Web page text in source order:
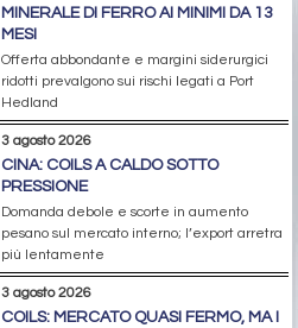
MINERALE DI FERRO AI MINIMI DA 13
MESI
Offerta abbondante e margini siderurgici
ridotti prevalgono sui rischi legati a Port
Hedland
3 agosto 2026
CINA: COILS A CALDO SOTTO
PRESSIONE
Domanda debole e scorte in aumento
pesano sul mercato interno; l’export arretra
più lentamente
3 agosto 2026
COILS: MERCATO QUASI FERMO, MA I